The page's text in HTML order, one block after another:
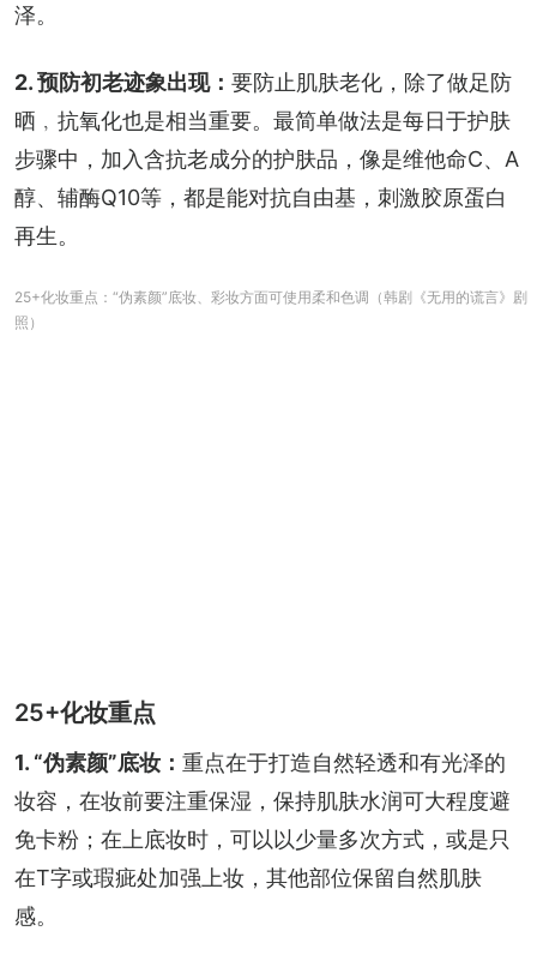
泽。
2. 预防初老迹象出现： 要防止肌肤老化，除了做足防
晒﹐抗氧化也是相当重要。最简单做法是每日于护肤
步骤中，加入含抗老成分的护肤品，像是维他命C、A
醇、辅酶Q10等，都是能对抗自由基，刺激胶原蛋白
再生。
25+化妆重点：“伪素颜”底妆、彩妆方面可使用柔和色调（韩剧《无用的谎言》剧
照）
25+化妆重点
1. “伪素颜”底妆： 重点在于打造自然轻透和有光泽的
妆容，在妆前要注重保湿，保持肌肤水润可大程度避
免卡粉；在上底妆时，可以以少量多次方式，或是只
在T字或瑕疵处加强上妆，其他部位保留自然肌肤
感。